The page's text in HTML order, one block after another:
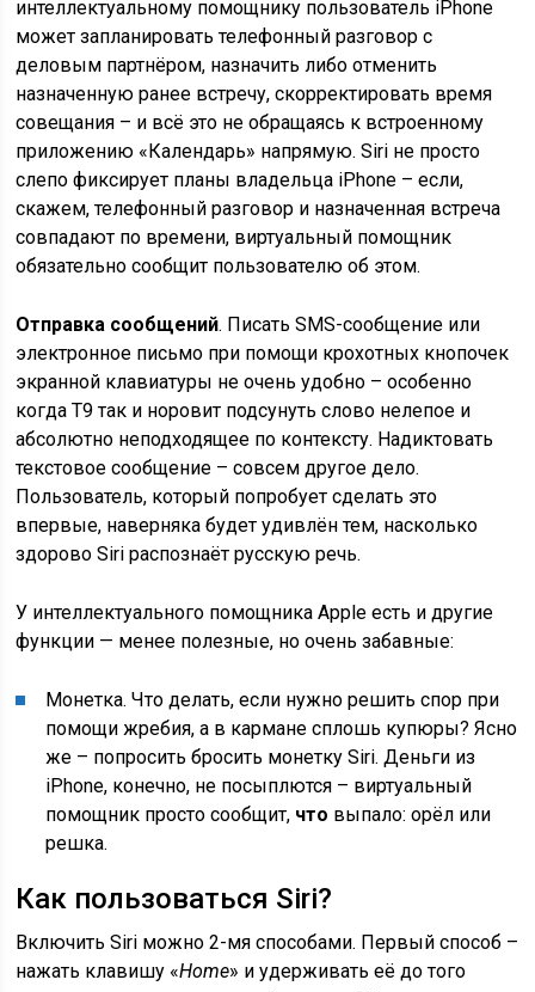
интеллектуальному помощнику пользователь iPhone
может запланировать телефонный разговор с
деловым партнёром, назначить либо отменить
назначенную ранее встречу, скорректировать время
совещания – и всё это не обращаясь к встроенному
приложению «Календарь» напрямую. Siri не просто
слепо фиксирует планы владельца iPhone – если,
скажем, телефонный разговор и назначенная встреча
совпадают по времени, виртуальный помощник
обязательно сообщит пользователю об этом.
Отправка сообщений. Писать SMS-сообщение или
электронное письмо при помощи крохотных кнопочек
экранной клавиатуры не очень удобно – особенно
когда T9 так и норовит подсунуть слово нелепое и
абсолютно неподходящее по контексту. Надиктовать
текстовое сообщение – совсем другое дело.
Пользователь, который попробует сделать это
впервые, наверняка будет удивлён тем, насколько
здорово Siri распознаёт русскую речь.
У интеллектуального помощника Apple есть и другие
функции — менее полезные, но очень забавные:
Монетка. Что делать, если нужно решить спор при
помощи жребия, а в кармане сплошь купюры? Ясно
же – попросить бросить монетку Siri. Деньги из
iPhone, конечно, не посыплются – виртуальный
помощник просто сообщит, что выпало: орёл или
решка.
Как пользоваться Siri?
Включить Siri можно 2-мя способами. Первый способ –
нажать клавишу «Home» и удерживать её до того